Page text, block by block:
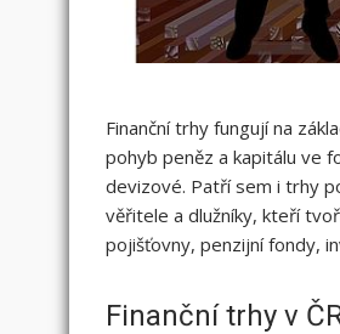
Finanční trhy fungují na
pohyb peněz a kapitálu ve
devizové. Patří sem i trhy
věřitele a dlužníky, kteří
pojišťovny, penzijní fondy,
Finanční trhy v